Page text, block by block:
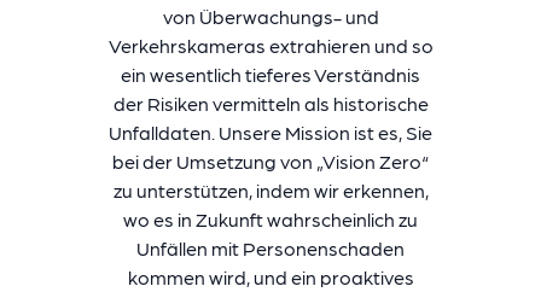
von Überwachungs- und
Verkehrskameras extrahieren und so
ein wesentlich tieferes Verständnis
der Risiken vermitteln als historische
Unfalldaten. Unsere Mission ist es, Sie
bei der Umsetzung von „Vision Zero“
zu unterstützen, indem wir erkennen,
wo es in Zukunft wahrscheinlich zu
Unfällen mit Personenschaden
kommen wird, und ein proaktives